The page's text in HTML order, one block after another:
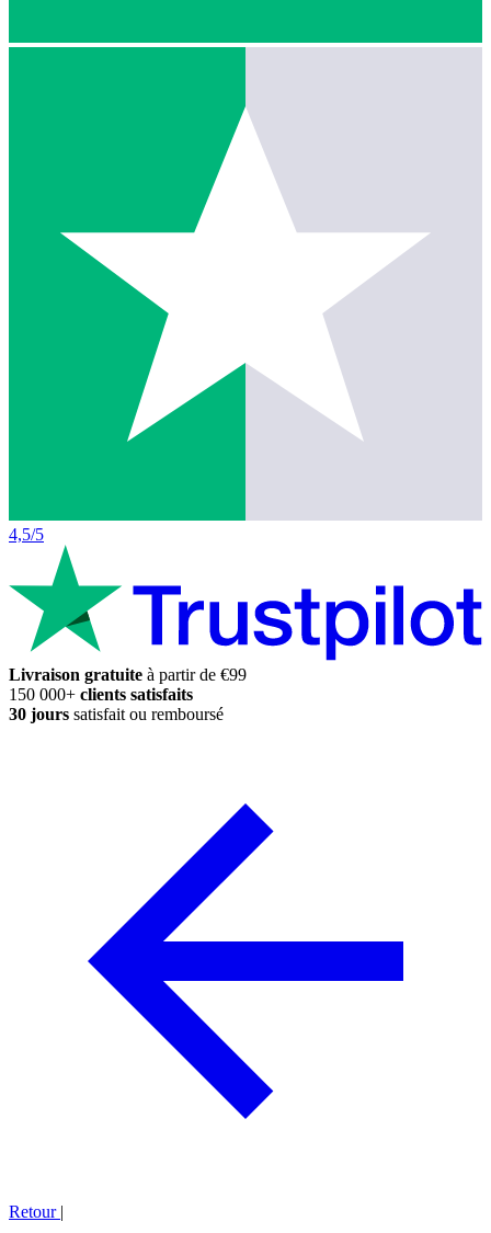
4,5/5
Livraison gratuite à partir de €99
150 000+ clients satisfaits
30 jours satisfait ou remboursé
Retour |